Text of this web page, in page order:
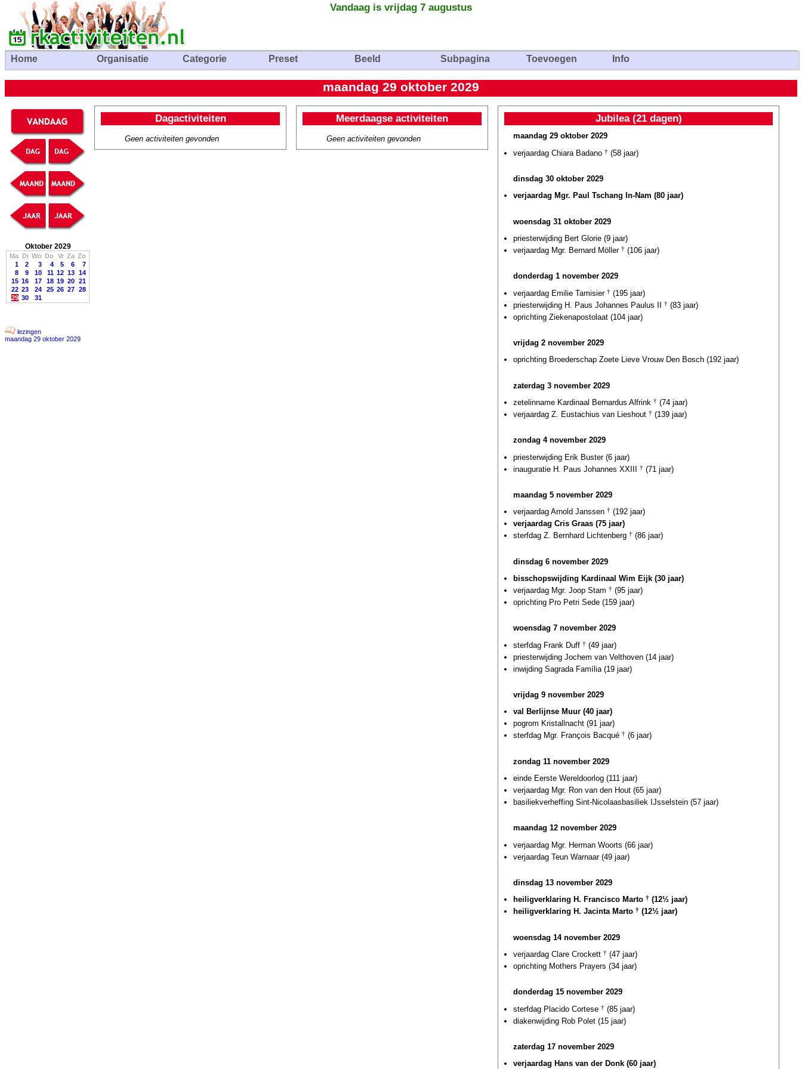
Vandaag is vrijdag 7 augustus
Home Organisatie Categorie Preset Beeld Subpagina Toevoegen Info
maandag 29 oktober 2029
Oktober 2029
Ma Di Wo Do Vr Za Zo
1
2 3 4 5 6
7
8
9 10 11 12 13 14
15 16 17 18 19 20 21
22 23 24 25 26 27 28
29 30 31
lezingen
maandag 29 oktober 2029
Dagactiviteiten
Geen activiteiten gevonden
Meerdaagse activiteiten
Geen activiteiten gevonden
Jubilea (21 dagen)
maandag 29 oktober 2029
verjaardag Chiara Badano † (58 jaar)
dinsdag 30 oktober 2029
verjaardag Mgr. Paul Tschang In-Nam (80 jaar)
woensdag 31 oktober 2029
priesterwijding Bert Glorie (9 jaar)
verjaardag Mgr. Bernard Möller † (106 jaar)
donderdag 1 november 2029
verjaardag Emilie Tamisier † (195 jaar)
priesterwijding H. Paus Johannes Paulus II † (83 jaar)
oprichting Ziekenapostolaat (104 jaar)
vrijdag 2 november 2029
oprichting Broederschap Zoete Lieve Vrouw Den Bosch (192 jaar)
zaterdag 3 november 2029
zetelinname Kardinaal Bernardus Alfrink † (74 jaar)
verjaardag Z. Eustachius van Lieshout † (139 jaar)
zondag 4 november 2029
priesterwijding Erik Buster (6 jaar)
inauguratie H. Paus Johannes XXIII † (71 jaar)
maandag 5 november 2029
verjaardag Arnold Janssen † (192 jaar)
verjaardag Cris Graas (75 jaar)
sterfdag Z. Bernhard Lichtenberg † (86 jaar)
dinsdag 6 november 2029
bisschopswijding Kardinaal Wim Eijk (30 jaar)
verjaardag Mgr. Joop Stam † (95 jaar)
oprichting Pro Petri Sede (159 jaar)
woensdag 7 november 2029
sterfdag Frank Duff † (49 jaar)
priesterwijding Jochem van Velthoven (14 jaar)
inwijding Sagrada Família (19 jaar)
vrijdag 9 november 2029
val Berlijnse Muur (40 jaar)
pogrom Kristallnacht (91 jaar)
sterfdag Mgr. François Bacqué † (6 jaar)
zondag 11 november 2029
einde Eerste Wereldoorlog (111 jaar)
verjaardag Mgr. Ron van den Hout (65 jaar)
basiliekverheffing Sint-Nicolaasbasiliek IJsselstein (57 jaar)
maandag 12 november 2029
verjaardag Mgr. Herman Woorts (66 jaar)
verjaardag Teun Warnaar (49 jaar)
dinsdag 13 november 2029
heiligverklaring H. Francisco Marto † (12½ jaar)
heiligverklaring H. Jacinta Marto † (12½ jaar)
woensdag 14 november 2029
verjaardag Clare Crockett † (47 jaar)
oprichting Mothers Prayers (34 jaar)
donderdag 15 november 2029
sterfdag Placido Cortese † (85 jaar)
diakenwijding Rob Polet (15 jaar)
zaterdag 17 november 2029
verjaardag Hans van der Donk (60 jaar)